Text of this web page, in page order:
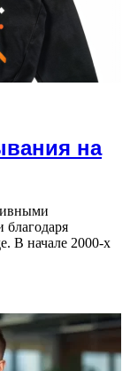
на
В начале 2000-х